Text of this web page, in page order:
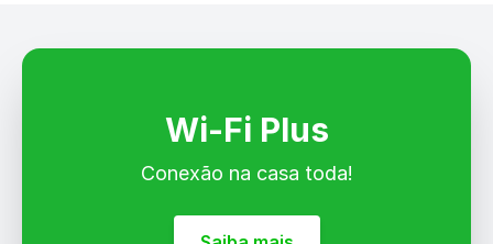
amigos e
ganhe
Wi-Fi Plus
Conexão na casa toda!